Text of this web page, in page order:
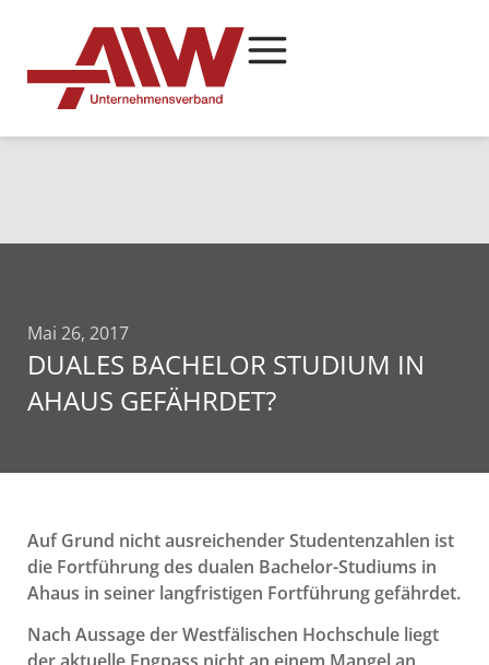
Mai 26, 2017
DUALES BACHELOR STUDIUM IN
AHAUS GEFÄHRDET?
Auf Grund nicht ausreichender Studentenzahlen ist
die Fortführung des dualen Bachelor-Studiums in
Ahaus in seiner langfristigen Fortführung gefährdet.
Nach Aussage der Westfälischen Hochschule liegt